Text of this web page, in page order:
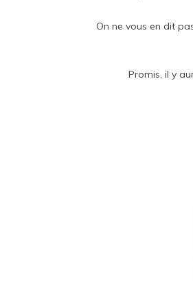
On ne vous en dit
Promis, il y